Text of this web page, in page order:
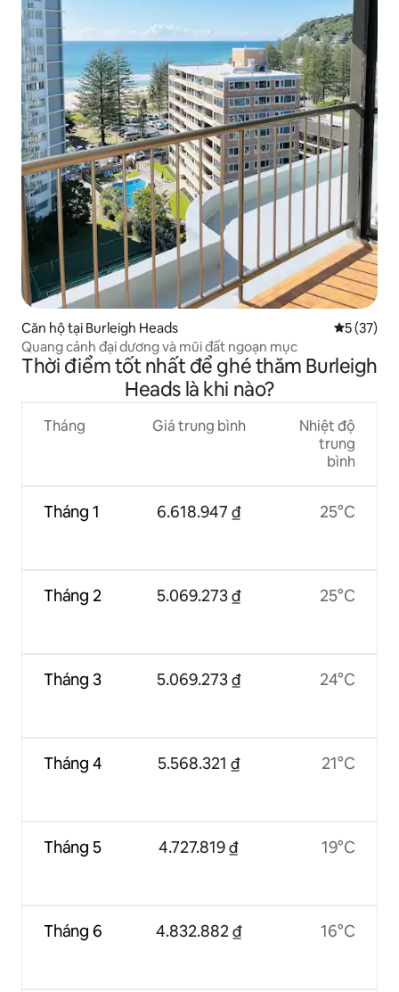
Căn hộ tại Burleigh Heads Xếp hạng
5 (37)
Quang cảnh đại dương và mũi đất ngoạn mục
Thời điểm tốt nhất để ghé thăm Burleigh
Heads là khi nào?
Tháng
Tháng 1
Tháng 2
Tháng 3
Tháng 4
Tháng 5
Tháng 6
Giá trung bình
6.618.947 ₫
5.069.273 ₫
5.069.273 ₫
5.568.321 ₫
4.727.819 ₫
4.832.882 ₫
Nhiệt độ
trung
bình
25°C
25°C
24°C
21°C
19°C
16°C